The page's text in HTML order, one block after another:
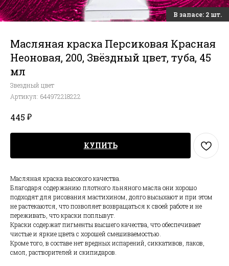
Масляная краска Персиковая Красная
Неоновая, 200, Звёздный цвет, туба, 45
мл
Звездный цвет
Артикул: 644972218222
445 ₽
КУПИТЬ
Масляная краска высокого качества.
Благодаря содержанию плотного льняного масла они хорошо
подходят для рисования мастихином, долго высыхают и при этом
не растекаются, что позволяет возвращаться к своей работе и не
переживать, что краски поплывут.
Краски содержат пигменты высшего качества, что обеспечивает
чистые и яркие цвета с хорошей смешиваемостью.
Кроме того, в составе нет вредных испарений, сиккативов, лаков,
смол, растворителей и скипидаров.